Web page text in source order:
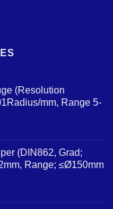
(Resolution
mm, Range 5-
(DIN862, Grad;
Range; ≤Ø150mm